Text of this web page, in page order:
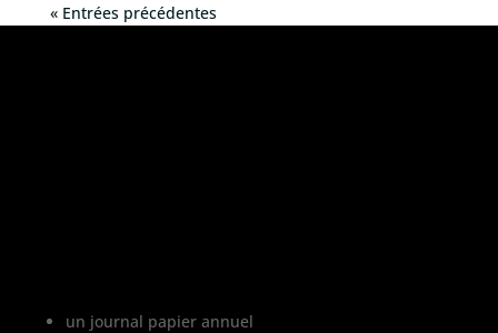
« Entrées précédentes
un journal papier annuel